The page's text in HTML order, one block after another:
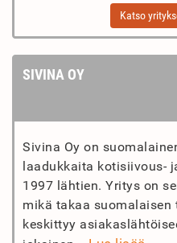
Katso
SIVINA OY
Sivina Oy on
laadukkaita kotisiivous-
1997 lähtien. Yritys on
mikä takaa suomalaisen
keskittyy